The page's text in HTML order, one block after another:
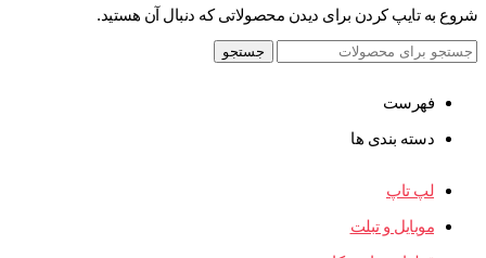
شروع به تایپ کردن برای دیدن محصولاتی که دنبال آن هستید.
جستجو
فهرست
دسته بندی ها
لپ تاپ
موبایل و تبلت